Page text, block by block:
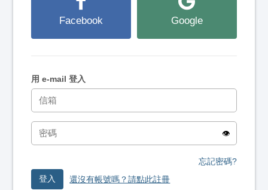
Facebook Google
用 e-mail 登入
👁️
忘記密碼?
登入
還沒有帳號嗎？請點此註冊